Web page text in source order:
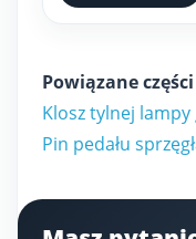
Powiązane
Klosz tylnej
Pin pedału